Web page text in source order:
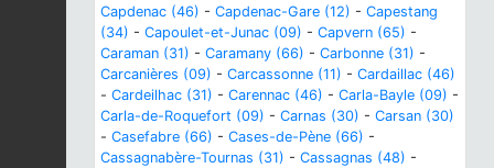
Capdenac (46) - Capdenac-Gare (12) - Capestang
(34) - Capoulet-et-Junac (09) - Capvern (65) -
Caraman (31) - Caramany (66) - Carbonne (31) -
Carcanières (09) - Carcassonne (11) - Cardaillac (46)
- Cardeilhac (31) - Carennac (46) - Carla-Bayle (09) -
Carla-de-Roquefort (09) - Carnas (30) - Carsan (30)
- Casefabre (66) - Cases-de-Pène (66) -
Cassagnabère-Tournas (31) - Cassagnas (48) -